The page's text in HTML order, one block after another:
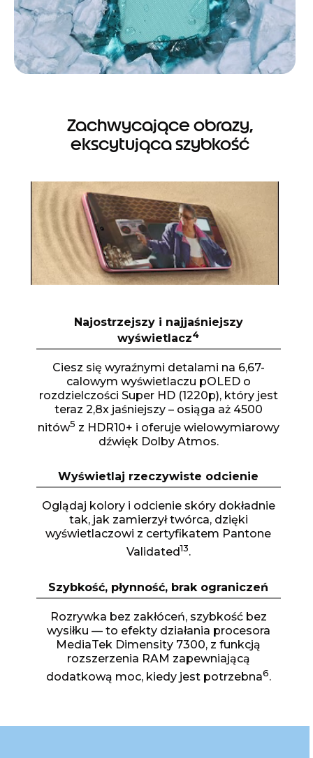
Zachwycające obrazy,
ekscytująca szybkość
Najostrzejszy i najjaśniejszy
wyświetlacz4
Ciesz się wyraźnymi detalami na 6,67-
calowym wyświetlaczu pOLED o
rozdzielczości Super HD (1220p), który jest
teraz 2,8x jaśniejszy – osiąga aż 4500
nitów5 z HDR10+ i oferuje wielowymiarowy
dźwięk Dolby Atmos.
Wyświetlaj rzeczywiste odcienie
Oglądaj kolory i odcienie skóry dokładnie
tak, jak zamierzył twórca, dzięki
wyświetlaczowi z certyfikatem Pantone
Validated13.
Szybkość, płynność, brak ograniczeń
Rozrywka bez zakłóceń, szybkość bez
wysiłku — to efekty działania procesora
MediaTek Dimensity 7300, z funkcją
rozszerzenia RAM zapewniającą
dodatkową moc, kiedy jest potrzebna6.